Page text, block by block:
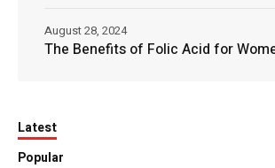
The Benefits of Folic Acid for
August 28, 2024
Latest
Popular